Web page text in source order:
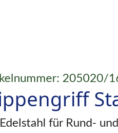
205020/
für Rund-